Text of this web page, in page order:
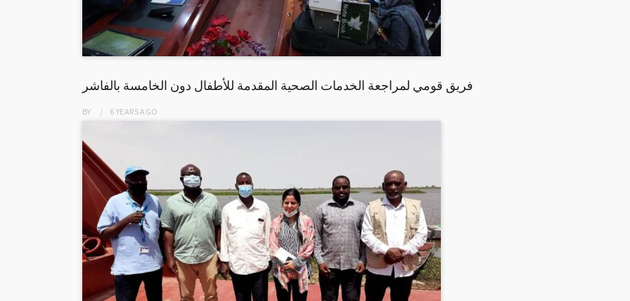
فريق قومي لمراجعة الخدمات الصحية المقدمة للأطفال دون الخامسة بالفاشر
BY 6 YEARSAGO